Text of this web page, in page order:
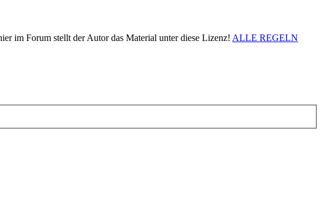
im Forum stellt der Autor das Material unter diese Lizenz! ALLE REGELN